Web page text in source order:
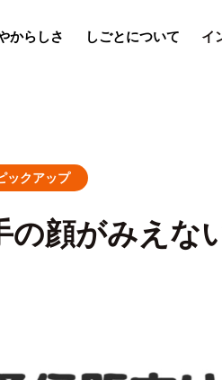
からしさ しごとについて イ
ックアップ
の顔がみえな